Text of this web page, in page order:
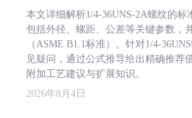
本文详细解析1/4-36UNS-2A螺纹的标
包括外径、螺距、公差等关键参数，
（ASME B1.1标准）。针对1/4-
见疑问，通过公式推导给出精确推荐
附加工艺建议与扩展知识。
2026年8月4日